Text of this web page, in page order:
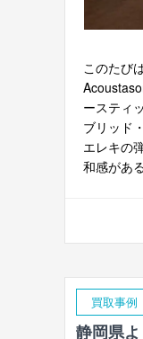
このたび
ースティ
ブリッド
エレキの
和感があ
買取事例
静岡県